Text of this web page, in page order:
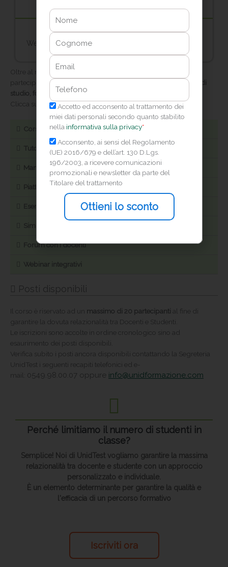
Webinar integrativi e simulazioni collettive periodiche
Oltre al monte ore di lezioni previste in presenza, la quota di
partecipazione comprende il seguente
materiale preliminare di
studio, fornito all’atto dell’iscrizione
Clicca sulle singole voci per visionarne il dettaglio.
Corso online
Tutor dedicato
Manuali di preparazione
Piattaforma online Genius
Eserciziari e dispense
Simulatore
Forum con i docenti
Webinar integrativi
Posti disponibili
Il corso è riservato ad un massimo di 20 partecipanti al fine di
garantire la dovuta relazionalità tra Docenti e Studenti.
Le iscrizioni sono accolte in ordine cronologico sino ad
esaurimento dei posti disponibili.
Verifica subito i posti ancora disponibili contattando la Segreteria
UnidTest i seguenti recapiti telefonici ed e-
mail: 0549.98.00.07 oppure info@unidformazione.com
Perché limitiamo il numero di studenti in
classe?
Semplice! Noi di UnidTest vogliamo garantire la massima
relazionalità tra docente e studente con un approccio
personalizzato e individuale.
È un elemento determinante per garantire la qualità e
l'efficacia di un percorso formativo
Iscriviti ora
Nome
Cognome
Email
Telefono
Privacy
Accetto ed acconsento al trattamento dei
miei dati personali secondo quanto stabilito
nella informativa sulla privacy*
Marketing
Acconsento, ai sensi del Regolamento
(UE) 2016/679 e dell’art. 130 D.Lgs.
196/2003, a ricevere comunicazioni
promozionali e newsletter da parte del
Titolare del trattamento
Ottieni lo sconto